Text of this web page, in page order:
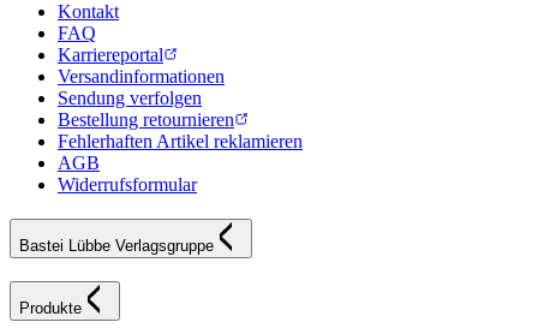
Kontakt
FAQ
Karriereportal
Versandinformationen
Sendung verfolgen
Bestellung retournieren
Fehlerhaften Artikel reklamieren
AGB
Widerrufsformular
Bastei Lübbe Verlagsgruppe
Produkte